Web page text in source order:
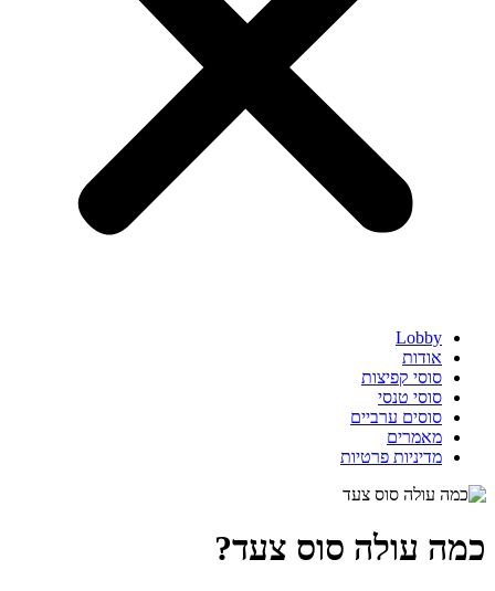
Lobby
אודות
סוסי קפיצות
סוסי טנסי
סוסים ערביים
מאמרים
מדיניות פרטיות
כמה עולה סוס צעד?